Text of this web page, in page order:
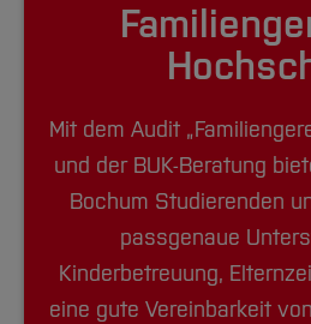
Mit dem Audit
und der BUK-Beratung
Bochum Studierenden
passgenaue
Kinderbetreuung,
eine gute Vereinbarkeit